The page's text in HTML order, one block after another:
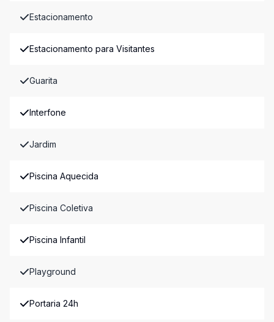
Estacionamento
Estacionamento para Visitantes
Guarita
Interfone
Jardim
Piscina Aquecida
Piscina Coletiva
Piscina Infantil
Playground
Portaria 24h